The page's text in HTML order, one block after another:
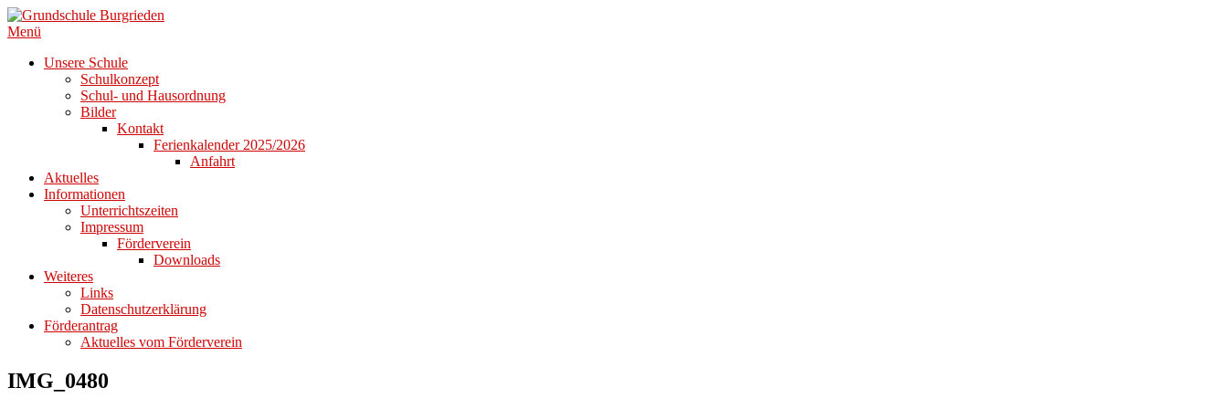
Zum
Inhalt
Menü
Unsere Schule
Schulkonzept
Schul- und Hausordnung
Bilder
Kontakt
Ferienkalender 2025/2026
Anfahrt
Aktuelles
Informationen
Unterrichtszeiten
Impressum
Förderverein
Downloads
Weiteres
Links
Datenschutzerklärung
Förderantrag
Aktuelles vom Förderverein
IMG_0480